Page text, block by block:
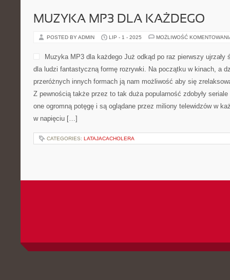
MUZYKA MP3 DLA KAŻDEGO
POSTED BY ADMIN LIP - 1 - 2025 MOŻLIWOŚĆ
Muzyka MP3 dla każdego Już odkąd po raz pierwszy ujrzały
dla ludzi fantastyczną formę rozrywki. Na początku w kinach, a
przeróżnych innych formach ją nam możliwość aby się
Z pewnością także przez to tak duża popularność zdobyły
one ogromną potęgę i są oglądane przez miliony telewidzów w
w napięciu […]
CATEGORIES: LATAJACACHOLERA